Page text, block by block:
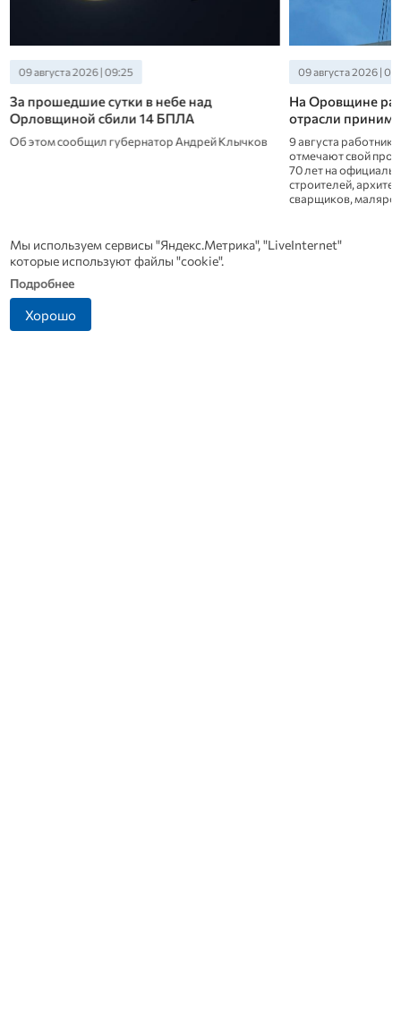
09 августа 2026 | 09:25
За прошедшие сутки в небе над
Орловщиной сбили 14 БПЛА
Об этом сообщил губернатор Андрей Клычков
09 августа 2026 |
На Оровщине
отрасли
9 августа
отмечают свой
70 лет на
строителей,
сварщиков, маляров
обязаны тем, что из
Новости СМИ 2
Мы используем сервисы "Яндекс.Метрика", "LiveInternet"
которые используют файлы "cookie".
Подробнее
Хорошо